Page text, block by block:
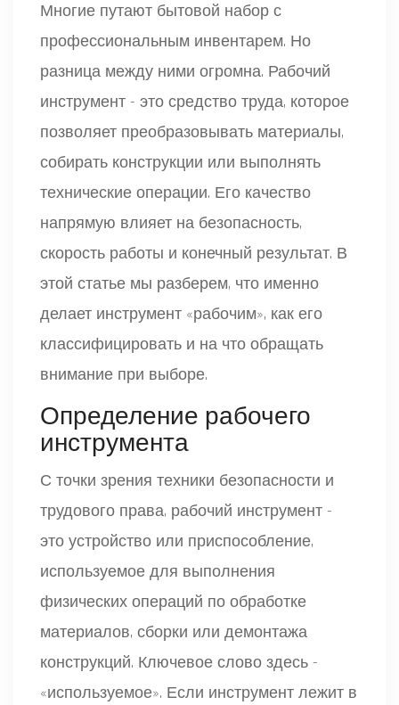
Многие путают бытовой набор с
профессиональным инвентарем. Но
разница между ними огромна. Рабочий
инструмент - это средство труда, которое
позволяет преобразовывать материалы,
собирать конструкции или выполнять
технические операции. Его качество
напрямую влияет на безопасность,
скорость работы и конечный результат. В
этой статье мы разберем, что именно
делает инструмент «рабочим», как его
классифицировать и на что обращать
внимание при выборе.
Определение рабочего
инструмента
С точки зрения техники безопасности и
трудового права, рабочий инструмент -
это устройство или приспособление,
используемое для выполнения
физических операций по обработке
материалов, сборки или демонтажа
конструкций. Ключевое слово здесь -
«используемое». Если инструмент лежит в